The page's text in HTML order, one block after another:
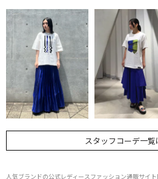
スタッフコーデ一覧
人気ブランドの公式レディースファッション通販サイ